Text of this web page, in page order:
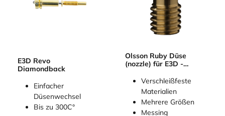
E3D Revo
Diamondback
Einfacher
Düsenwechsel
Bis zu 300C°
Olsson Ruby Düse
(nozzle) für E3D -
2,85mmVerschleißfeste
Materialien
Mehrere Größen
Messing